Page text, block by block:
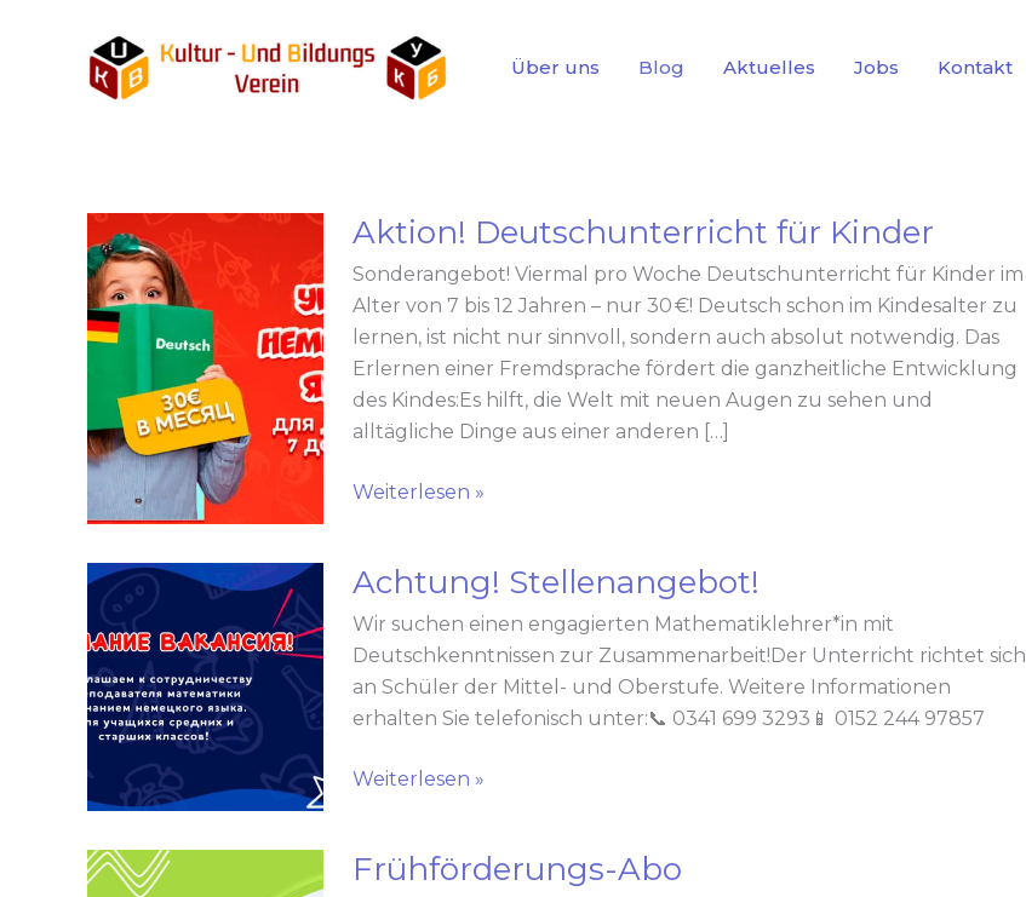
Über uns Blog Aktuelles Jobs Kontakt
Aktion! Deutschunterricht für Kinder
Sonderangebot! Viermal pro Woche Deutschunterricht für Kinder im
Alter von 7 bis 12 Jahren – nur 30 €! Deutsch schon im Kindesalter zu
lernen, ist nicht nur sinnvoll, sondern auch absolut notwendig. Das
Erlernen einer Fremdsprache fördert die ganzheitliche Entwicklung
des Kindes:Es hilft, die Welt mit neuen Augen zu sehen und
alltägliche Dinge aus einer anderen […]
Aktion!
Weiterlesen »
Achtung! Stellenangebot!
Wir suchen einen engagierten Mathematiklehrer*in mit
Deutschkenntnissen zur Zusammenarbeit!Der Unterricht richtet sich
an Schüler der Mittel- und Oberstufe. Weitere Informationen
erhalten Sie telefonisch unter:📞 0341 699 3293📱 0152 244 97857
Achtung!
Weiterlesen »
Frühförderungs-Abo
Frühförderungs-